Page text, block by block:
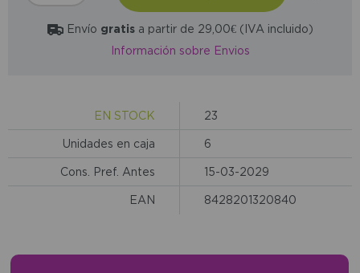
Envío gratisa partir de 29,00€ (IVA incluido)
Información sobre Envios
EN STOCK 23
Unidades en caja 6
Cons. Pref. Antes 15-03-2029
EAN 8428201320840